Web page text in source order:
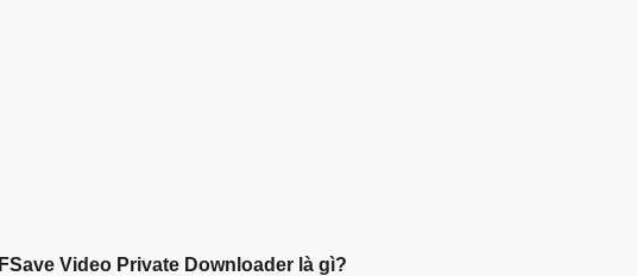
FSave Video Private Downloader là gì?